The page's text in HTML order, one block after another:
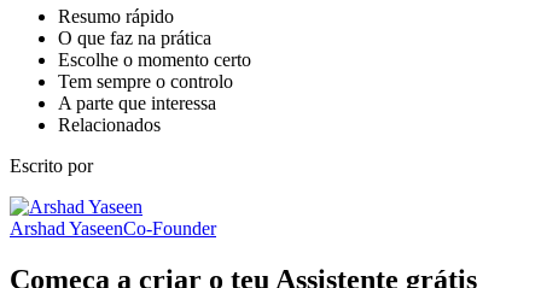
Resumo rápido
O que faz na prática
Escolhe o momento certo
Tem sempre o controlo
A parte que interessa
Relacionados
Escrito por
Arshad YaseenCo-Founder
Começa a criar o teu Assistente grátis